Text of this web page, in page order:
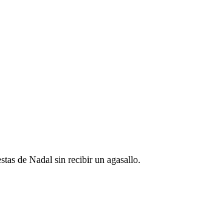
de Nadal sin recibir un agasallo.